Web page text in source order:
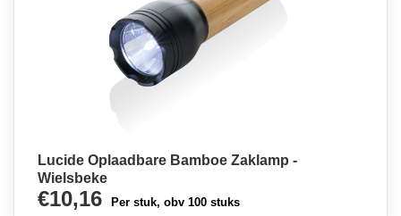
Lucide Oplaadbare Bamboe Zaklamp -
Wielsbeke
€10,16 Per stuk, obv 100 stuks